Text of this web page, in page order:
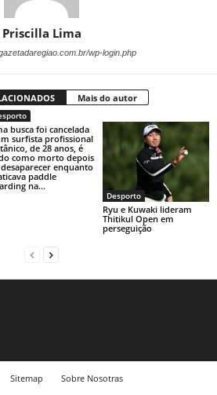
Priscilla Lima
wp-login.php
Mais do autor
busca foi cancelada
surfista profissional
de 28 anos, é
como morto depois
enquanto
paddle
na...
Desporto
Ryu e Kuwaki lideram
Thitikul Open em
perseguição
Sitemap Sobre Nosotras